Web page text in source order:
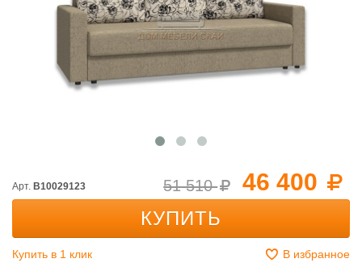
46 400
51 510
Арт. B10029123
КУПИТЬ
Купить в 1 клик В избранное